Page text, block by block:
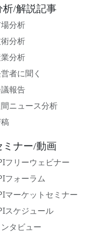
析/解説記事
分析
分析
分析
者に聞く
報告
ニュース分析
ミナー/動画
フリーウェビナー
フォーラム
マーケットセミナー
スケジュール
タビュー